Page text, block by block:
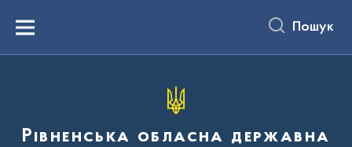
вмістуMenu Пошук
Рівненська обласна державна